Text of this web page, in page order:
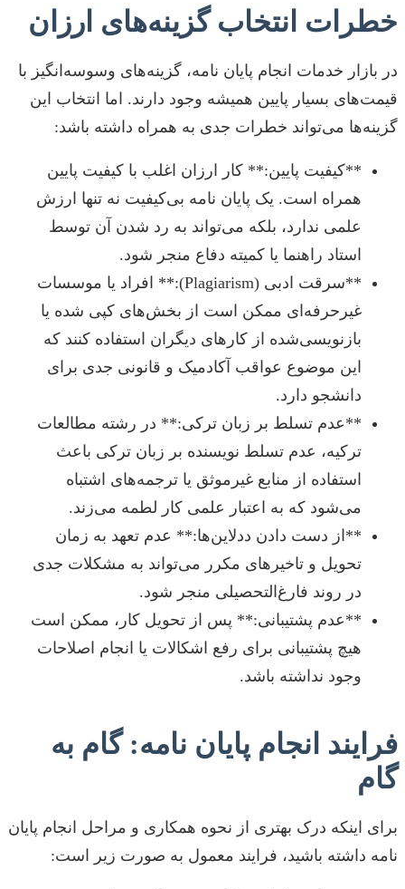
خطرات انتخاب گزینه‌های ارزان
در بازار خدمات انجام پایان نامه، گزینه‌های وسوسه‌انگیز با
قیمت‌های بسیار پایین همیشه وجود دارند. اما انتخاب این
گزینه‌ها می‌تواند خطرات جدی به همراه داشته باشد:
**کیفیت پایین:** کار ارزان اغلب با کیفیت پایین
همراه است. یک پایان نامه بی‌کیفیت نه تنها ارزش
علمی ندارد، بلکه می‌تواند به رد شدن آن توسط
استاد راهنما یا کمیته دفاع منجر شود.
**سرقت ادبی (Plagiarism):** افراد یا موسسات
غیرحرفه‌ای ممکن است از بخش‌های کپی شده یا
بازنویسی‌شده از کارهای دیگران استفاده کنند که
این موضوع عواقب آکادمیک و قانونی جدی برای
دانشجو دارد.
**عدم تسلط بر زبان ترکی:** در رشته مطالعات
ترکیه، عدم تسلط نویسنده بر زبان ترکی باعث
استفاده از منابع غیرموثق یا ترجمه‌های اشتباه
می‌شود که به اعتبار علمی کار لطمه می‌زند.
**از دست دادن ددلاین‌ها:** عدم تعهد به زمان
تحویل و تاخیرهای مکرر می‌تواند به مشکلات جدی
در روند فارغ‌التحصیلی منجر شود.
**عدم پشتیبانی:** پس از تحویل کار، ممکن است
هیچ پشتیبانی برای رفع اشکالات یا انجام اصلاحات
وجود نداشته باشد.
فرایند انجام پایان نامه: گام به
گام
برای اینکه درک بهتری از نحوه همکاری و مراحل انجام پایان
نامه داشته باشید، فرایند معمول به صورت زیر است: